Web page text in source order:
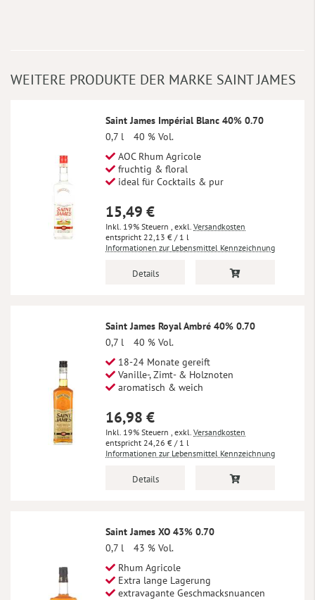
WEITERE PRODUKTE DER MARKE SAINT JAMES
Saint James Impérial Blanc 40% 0.70
0,7 l
40 % Vol.
AOC Rhum Agricole
fruchtig & floral
ideal für Cocktails & pur
15,49 €
Inkl. 19% Steuern exkl. Versandkosten
22,13 € / 1 l
Informationen zur Lebensmittel Kennzeichnung
Details
Saint James Royal Ambré 40% 0.70
0,7 l
40 % Vol.
18-24 Monate gereift
Vanille-, Zimt- & Holznoten
aromatisch & weich
16,98 €
Inkl. 19% Steuern exkl. Versandkosten
24,26 € / 1 l
Informationen zur Lebensmittel Kennzeichnung
Details
Saint James XO 43% 0.70
0,7 l
43 % Vol.
Rhum Agricole
Extra lange Lagerung
extravagante Geschmacksnuancen